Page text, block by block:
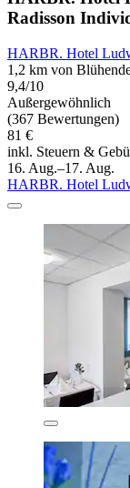
Radisson
HARBR. Hotel
1,2 km von
9,4/10
Außergewöhnlich
(367 Bewertungen)
81 €
inkl. Steuern &
16. Aug.–17. Aug.
HARBR. Hotel